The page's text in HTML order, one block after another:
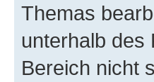
Themas
unterhalb des
Bereich nicht